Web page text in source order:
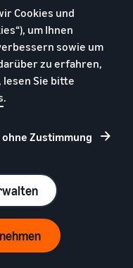
Cookies und
um Ihnen
sowie um
zu erfahren,
lesen Sie bitte
.
Zustimmung